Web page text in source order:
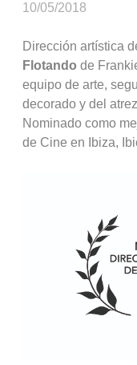
10/05/2018
Dirección artística
Flotando de
equipo de arte,
decorado y del
Nominado como
de Cine en Ibiza,